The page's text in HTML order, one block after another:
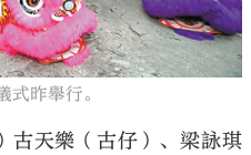
昨舉行。
古天樂（古仔）、梁詠琪